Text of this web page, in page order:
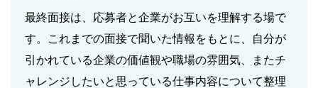
最終面接は、応募者と企業がお互いを理解する場で
す。これまでの面接で聞いた情報をもとに、自分が
引かれている企業の価値観や職場の雰囲気、またチ
ャレンジしたいと思っている仕事内容について整理